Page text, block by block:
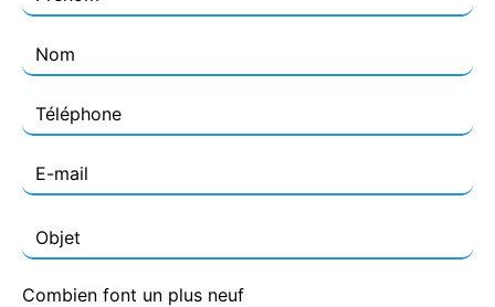
Combien font un plus neuf